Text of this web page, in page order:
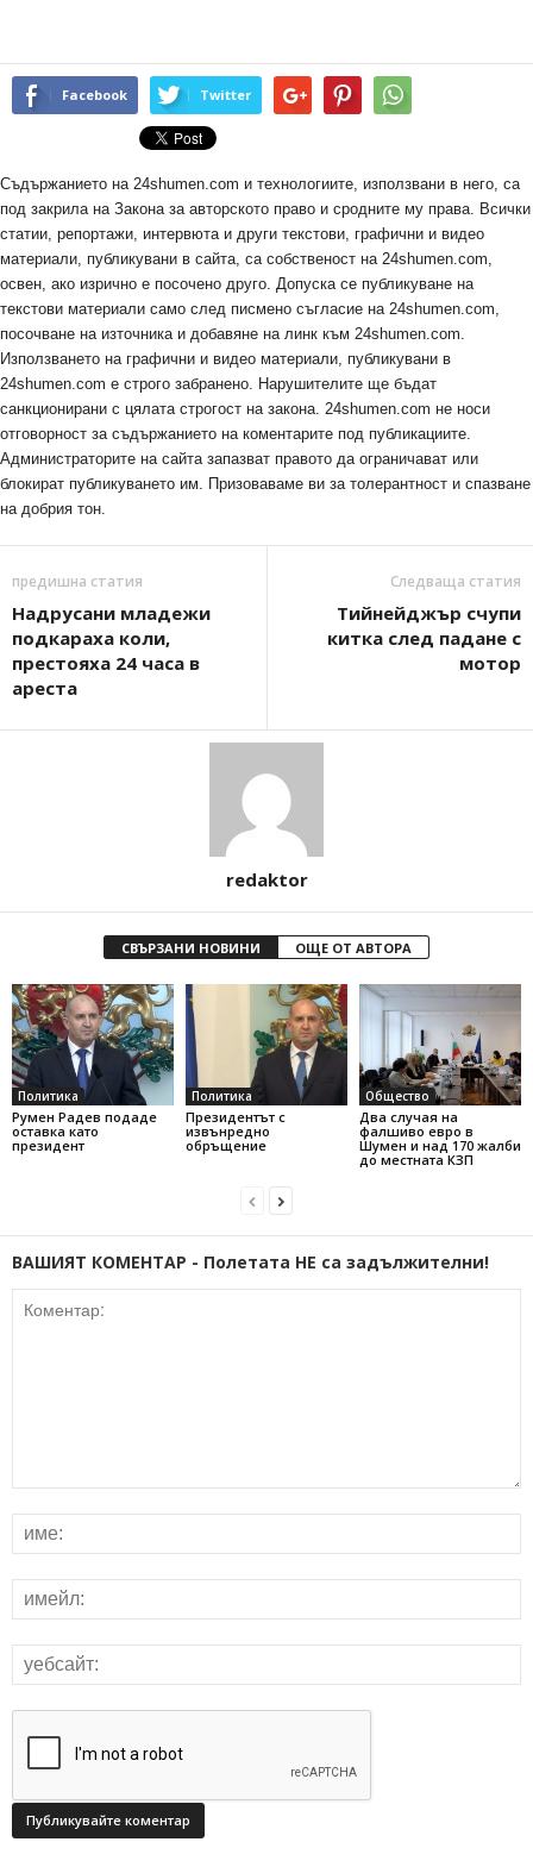
Facebook Twitter
Съдържанието на 24shumen.com и технологиите, използвани в него, са
под закрила на Закона за авторското право и сродните му права. Всички
статии, репортажи, интервюта и други текстови, графични и видео
материали, публикувани в сайта, са собственост на 24shumen.com,
освен, ако изрично е посочено друго. Допуска се публикуване на
текстови материали само след писмено съгласие на 24shumen.com,
посочване на източника и добавяне на линк към 24shumen.com.
Използването на графични и видео материали, публикувани в
24shumen.com е строго забранено. Нарушителите ще бъдат
санкционирани с цялата строгост на закона. 24shumen.com не носи
отговорност за съдържанието на коментарите под публикациите.
Администраторите на сайта запазват правото да ограничават или
блокират публикуването им. Призоваваме ви за толерантност и спазване
на добрия тон.
предишна статия
Надрусани младежи
подкараха коли,
престояха 24 часа в
ареста
Следваща статия
Тийнейджър счупи
китка след падане с
мотор
redaktor
СВЪРЗАНИ НОВИНИ ОЩЕ ОТ АВТОРА
Политика
Румен Радев подаде
оставка като
президент
Политика
Президентът с
извънредно
обръщение
Общество
Два случая на
фалшиво евро в
Шумен и над 170 жалби
до местната КЗП
ВАШИЯТ КОМЕНТАР - Полетата НЕ са задължителни!